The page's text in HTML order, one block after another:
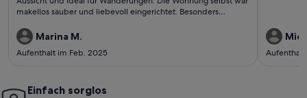
makellos sauber und liebevoll eingerichtet. Besonders
Betreuung vor Ort. Wir haben uns rundum wohlgefühlt und
kommen sehr gerne wieder!
Marina M.
Aufenthalt im Feb. 2025 Aufenthalt
Einfach sorglos